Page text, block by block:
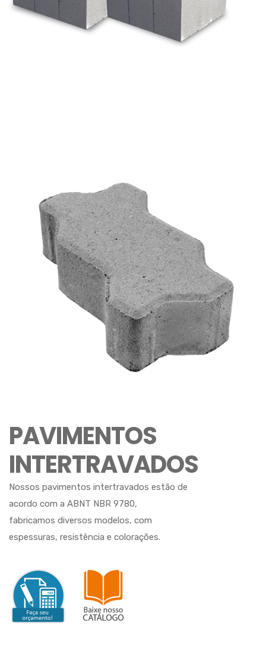
PAVIMENTOS
INTERTRAVADOS
Nossos pavimentos intertravados estão de
acordo com a ABNT NBR 9780,
fabricamos diversos modelos, com
espessuras, resistência e colorações.